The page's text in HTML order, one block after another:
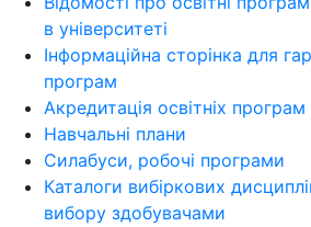
в університеті
Інформаційна сторінка для
програм
Акредитація освітніх програм
Навчальні плани
Силабуси, робочі програми
Каталоги вибіркових
вибору здобувачами